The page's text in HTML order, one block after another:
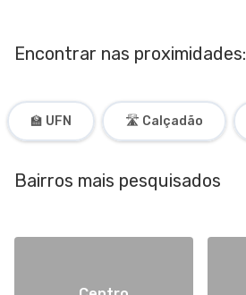
Encontrar nas proximidades:
🏫 UFN 🛣️ Calçadão
Bairros mais pesquisados